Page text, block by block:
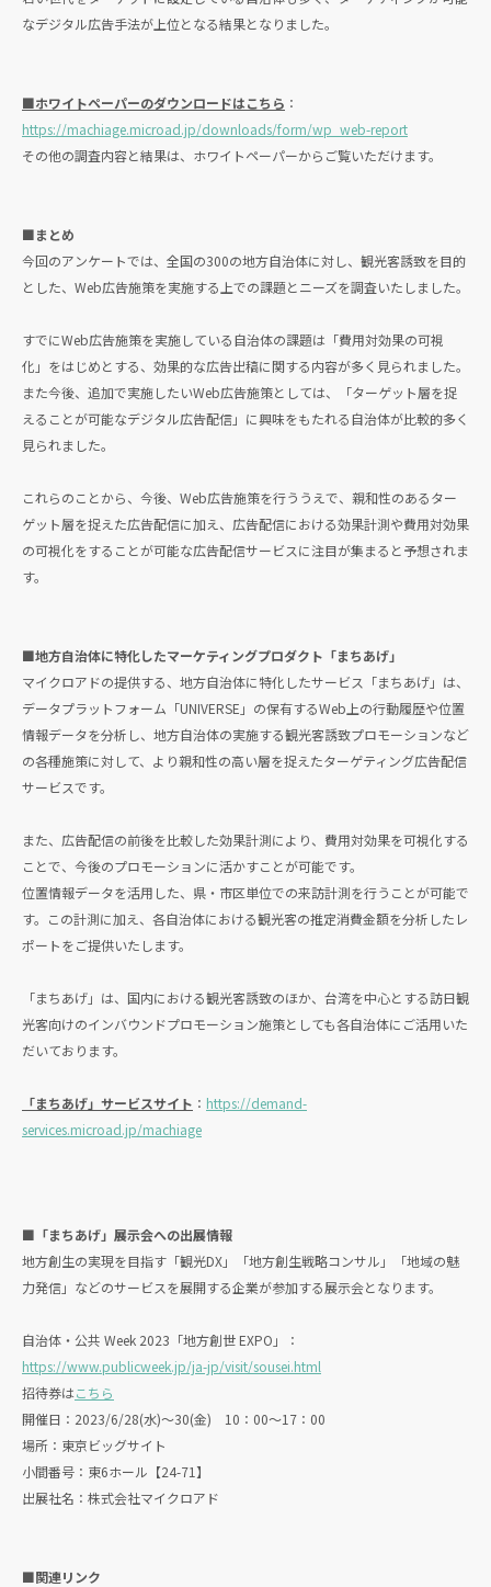
なデジタル広告手法が上位となる結果となりました。
■ホワイトペーパーのダウンロードはこちら ：
https://machiage.microad.jp/downloads/form/wp_web-report
その他の調査内容と結果は、ホワイトペーパーからご覧いただけます。
■まとめ
今回のアンケートでは、全国の300の地方自治体に対し、観光客誘致を目的
とした、Web広告施策を実施する上での課題とニーズを調査いたしました。
すでにWeb広告施策を実施している自治体の課題は「費用対効果の可視
化」をはじめとする、効果的な広告出稿に関する内容が多く見られました。
また今後、追加で実施したいWeb広告施策としては、「ターゲット層を捉
えることが可能なデジタル広告配信」に興味をもたれる自治体が比較的多く
見られました。
これらのことから、今後、Web広告施策を行ううえで、親和性のあるター
ゲット層を捉えた広告配信に加え、広告配信における効果計測や費用対効果
の可視化をすることが可能な広告配信サービスに注目が集まると予想されま
す。
■地方自治体に特化したマーケティングプロダクト「まちあげ」
マイクロアドの提供する、地方自治体に特化したサービス「まちあげ」は、
データプラットフォーム「UNIVERSE」の保有するWeb上の行動履歴や位置
情報データを分析し、地方自治体の実施する観光客誘致プロモーションなど
の各種施策に対して、より親和性の高い層を捉えたターゲティング広告配信
サービスです。
また、広告配信の前後を比較した効果計測により、費用対効果を可視化する
ことで、今後のプロモーションに活かすことが可能です。
位置情報データを活用した、県・市区単位での来訪計測を行うことが可能で
す。この計測に加え、各自治体における観光客の推定消費金額を分析したレ
ポートをご提供いたします。
「まちあげ」は、国内における観光客誘致のほか、台湾を中心とする訪日観
光客向けのインバウンドプロモーション施策としても各自治体にご活用いた
だいております。
「まちあげ」サービスサイト ： https://demand-
services.microad.jp/machiage
■「まちあげ」展示会への出展情報
地方創生の実現を目指す「観光DX」「地方創生戦略コンサル」「地域の魅
力発信」などのサービスを展開する企業が参加する展示会となります。
自治体・公共 Week 2023「地方創世 EXPO」：
https://www.publicweek.jp/ja-jp/visit/sousei.html
招待券はこちら
開催日：2023/6/28(水)～30(金) 10：00～17：00
場所：東京ビッグサイト
小間番号：東6ホール【24-71】
出展社名：株式会社マイクロアド
■関連リンク